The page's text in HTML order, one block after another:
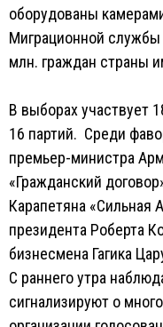
оборудованы
Миграционной
млн. граждан страны
В выборах участвует
16 партий. Среди
премьер-министра
«Гражданский
Карапетяна «Сильная
президента Роберта
бизнесмена Гагика
С раннего утра
сигнализируют о